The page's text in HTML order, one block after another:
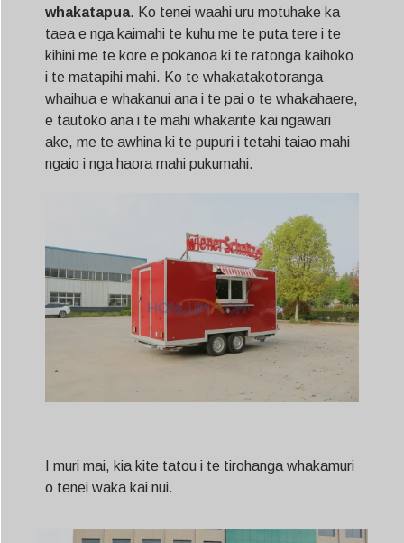
whakatapua. Ko tenei waahi uru motuhake ka
taea e nga kaimahi te kuhu me te puta tere i te
kihini me te kore e pokanoa ki te ratonga kaihoko
i te matapihi mahi. Ko te whakatakotoranga
whaihua e whakanui ana i te pai o te whakahaere,
e tautoko ana i te mahi whakarite kai ngawari
ake, me te awhina ki te pupuri i tetahi taiao mahi
ngaio i nga haora mahi pukumahi.
I muri mai, kia kite tatou i te tirohanga whakamuri
o tenei waka kai nui.